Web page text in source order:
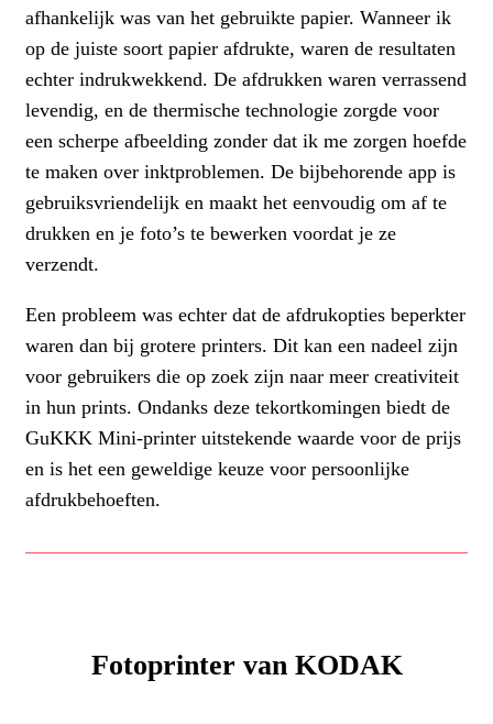
afhankelijk was van het gebruikte papier. Wanneer ik
op de juiste soort papier afdrukte, waren de resultaten
echter indrukwekkend. De afdrukken waren verrassend
levendig, en de thermische technologie zorgde voor
een scherpe afbeelding zonder dat ik me zorgen hoefde
te maken over inktproblemen. De bijbehorende app is
gebruiksvriendelijk en maakt het eenvoudig om af te
drukken en je foto’s te bewerken voordat je ze
verzendt.
Een probleem was echter dat de afdrukopties beperkter
waren dan bij grotere printers. Dit kan een nadeel zijn
voor gebruikers die op zoek zijn naar meer creativiteit
in hun prints. Ondanks deze tekortkomingen biedt de
GuKKK Mini-printer uitstekende waarde voor de prijs
en is het een geweldige keuze voor persoonlijke
afdrukbehoeften.
Fotoprinter van KODAK